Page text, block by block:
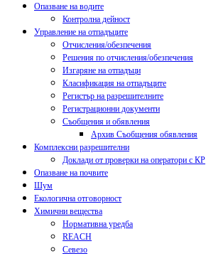
Опазване на водите
Контролна дейност
Управление на отпадъците
Отчисления/обезпечения
Решения по отчисления/обезпечения
Изгаряне на отпадъци
Класификация на отпадъците
Регистър на разрешителните
Регистрационни документи
Съобщения и обявления
Архив Съобщения обявления
Комплексни разрешителни
Доклади от проверки на оператори с КР
Опазване на почвите
Шум
Екологична отговорност
Химични вещества
Нормативна уредба
REACH
Севезо